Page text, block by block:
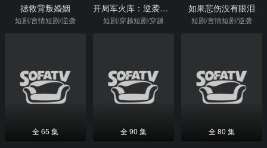
拯救背叛婚姻
短剧/言情短剧/逆袭
开局军火库：逆袭废柴称帝
短剧/穿越短剧/穿越
如果悲伤没有眼泪
短剧/言情短剧/逆袭
全 65 集 全 90 集 全 80 集